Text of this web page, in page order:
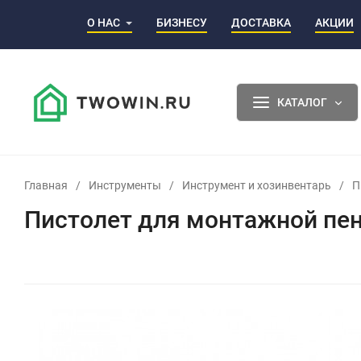
О НАС БИЗНЕСУ ДОСТАВКА АКЦИИ
КАТАЛОГ
Главная / Инструменты / Инструмент и хозинвентарь /
Пистолет для монтажной